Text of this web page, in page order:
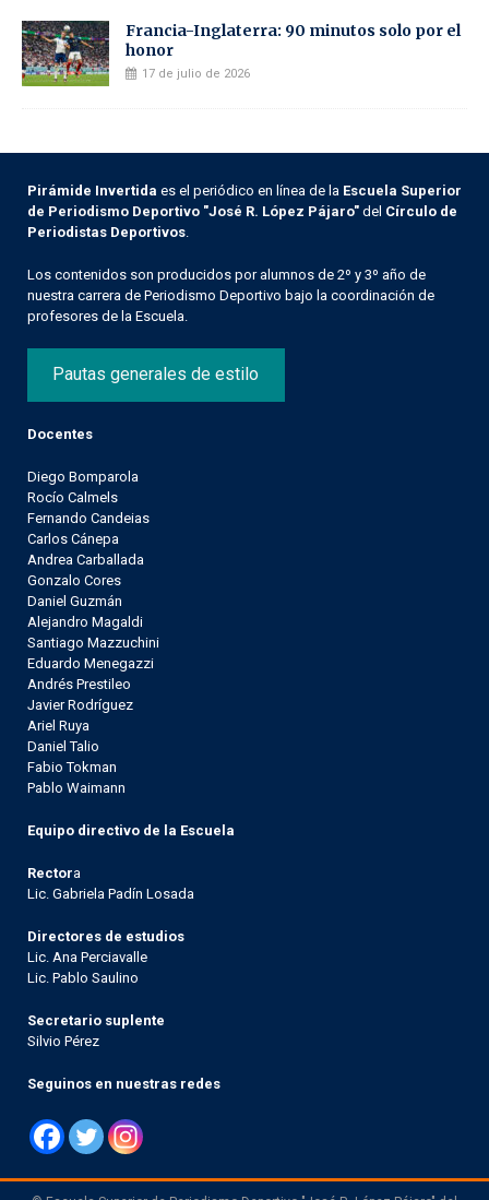
Francia-Inglaterra: 90 minutos solo por el
honor
17 de julio de 2026
Pirámide Invertida es el periódico en línea de la Escuela Superior
de Periodismo Deportivo "José R. López Pájaro" del Círculo de
Periodistas Deportivos
Los contenidos son producidos por alumnos de 2º y 3º año de
nuestra carrera de Periodismo Deportivo bajo la coordinación de
profesores de la Escuela.
Pautas generales de estilo
Docentes
Diego Bomparola
Rocío Calmels
Fernando Candeias
Carlos Cánepa
Andrea Carballada
Gonzalo Cores
Daniel Guzmán
Alejandro Magaldi
Santiago Mazzuchini
Eduardo Menegazzi
Andrés Prestileo
Javier Rodríguez
Ariel Ruya
Daniel Talio
Fabio Tokman
Pablo Waimann
Equipo directivo de la Escuela
Rectora
Lic. Gabriela Padín Losada
Directores de estudios
Lic. Ana Perciavalle
Lic. Pablo Saulino
Secretario suplente
Silvio Pérez
Seguinos en nuestras redes